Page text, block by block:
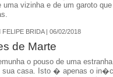
uma vizinha e de um garoto
FELIPE BRIDA | 06/02/2018
de Marte
o pouso de uma
casa. Isto � apenas o